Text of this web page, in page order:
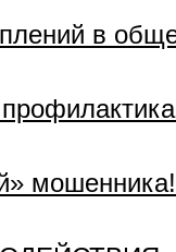
в
мошенника!